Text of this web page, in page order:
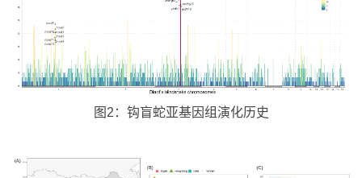
图2：钩盲蛇亚基因组演化历史